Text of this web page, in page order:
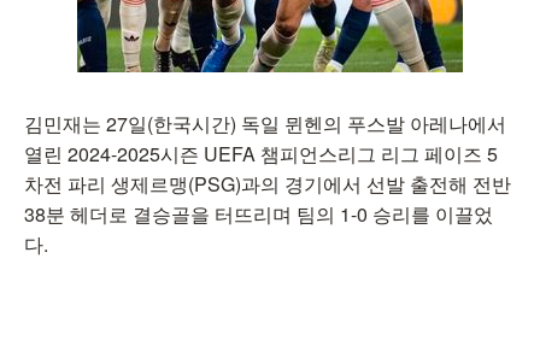
김민재는 27일(한국시간) 독일 뮌헨의 푸스발 아레나에서
열린 2024-2025시즌 UEFA 챔피언스리그 리그 페이즈 5
차전 파리 생제르맹(PSG)과의 경기에서 선발 출전해 전반
38분 헤더로 결승골을 터뜨리며 팀의 1-0 승리를 이끌었
다.